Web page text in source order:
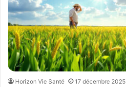
Horizon Vie Santé 17 décembre 2025